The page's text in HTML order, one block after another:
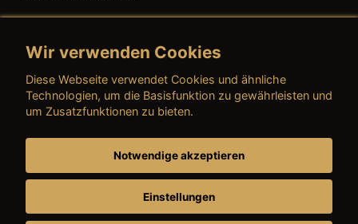
→ AGB (Gebrauchtwagen)
→ AGB (Teile & Zubehör)
→ AGB (Dienstleistungen)
Wir verwenden Cookies
Diese Webseite verwendet Cookies und ähnliche
Technologien, um die Basisfunktion zu gewährleisten und
um Zusatzfunktionen zu bieten.
Notwendige akzeptieren
Einstellungen